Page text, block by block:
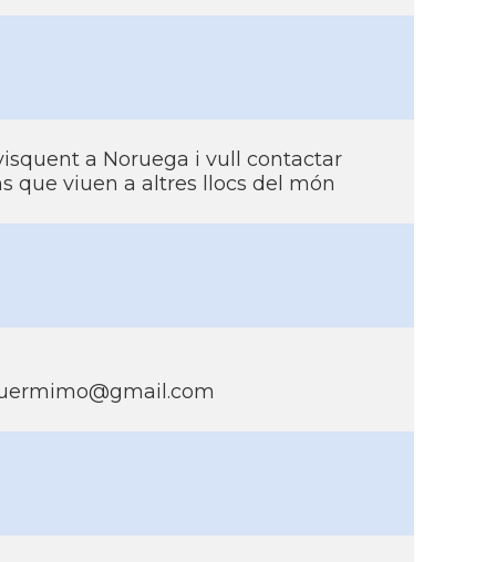
a Noruega i vull contactar
que viuen a altres llocs del món